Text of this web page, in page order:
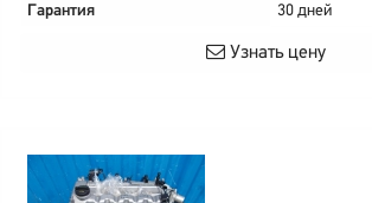
Гарантия
30 дней
Узнать цену